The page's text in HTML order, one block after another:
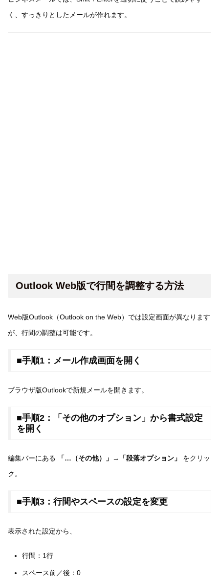
く、すっきりとしたメールが作れます。
Outlook Web版で行間を調整する方法
Web版Outlook（Outlook on the Web）では設定画面が異なります
が、行間の調整は可能です。
■手順1：メール作成画面を開く
ブラウザ版Outlookで新規メールを開きます。
■手順2：「その他のオプション」から書式設定
を開く
編集バーにある 「…（その他）」→「段落オプション」
をクリッ
ク。
■手順3：行間やスペースの設定を変更
表示された設定から、
行間：1行
スペース前／後：0